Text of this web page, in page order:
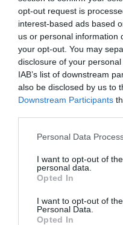
opt-out request is
interest-based ads based
us or personal information
your opt-out. You may
disclosure of your
IAB’s list of downstream
also be disclosed by us to
Downstream Participants
Please note that this
not limited to your visit or
grant or deny consent to
use your data for below
consent section.
Personal Data
I want to opt-out of
personal data.
Opted In
I want to opt-out of
Personal Data.
Opted In
Egy pilóta
utasnak tudnia kell
Míg a legtöbb